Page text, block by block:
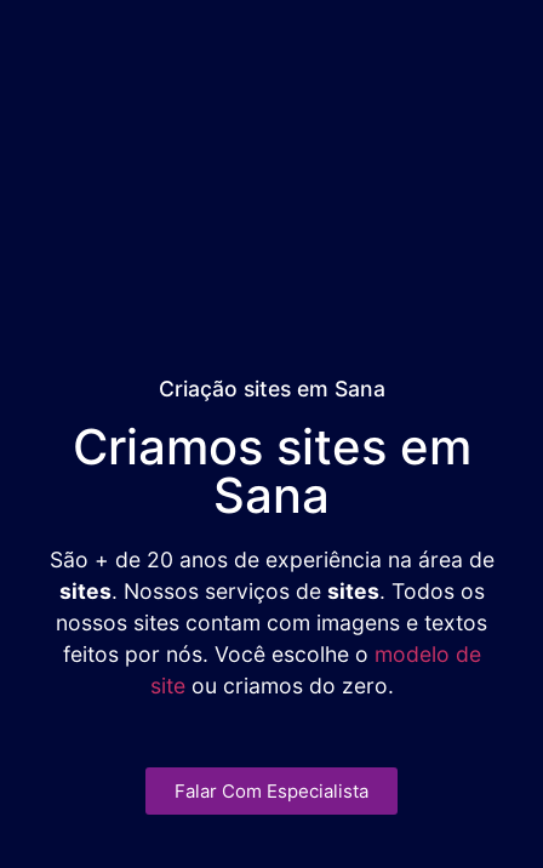
Criação sites em Sana
Criamos sites em
Sana
São + de 20 anos de experiência na área de
sites. Nossos serviços de sites. Todos os
nossos sites contam com imagens e textos
feitos por nós. Você escolhe o modelo de
siteou criamos do zero.
Falar Com Especialista